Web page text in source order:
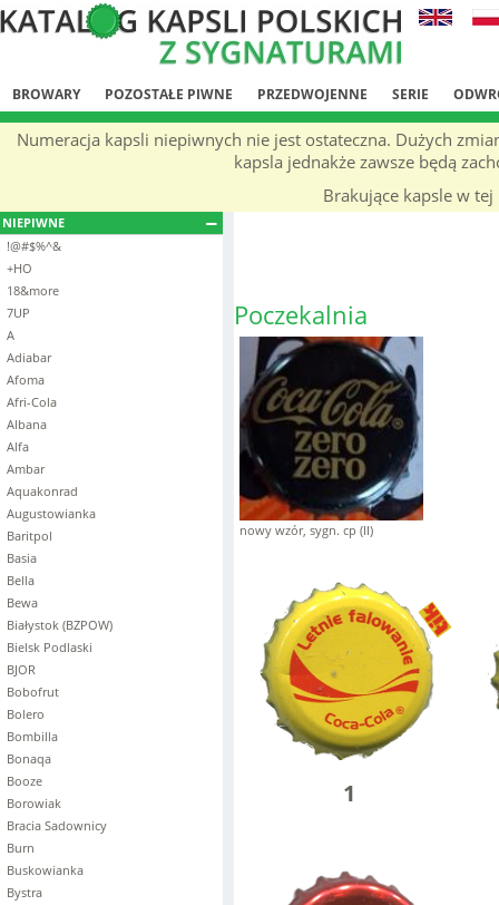
BROWARY POZOSTAŁE PIWNE PRZEDWOJENNE SERIE
Numeracja kapsli niepiwnych nie jest ostateczna. Dużych
kapsla jednakże zawsze będą
Brakujące kapsle w
NIEPIWNE
!@#$%^&
+HO
18&more
7UP
A
Adiabar
Afoma
Afri-Cola
Albana
Alfa
Ambar
Aquakonrad
Augustowianka
Baritpol
Basia
Bella
Bewa
Białystok (BZPOW)
Bielsk Podlaski
BJOR
Bobofrut
Bolero
Bombilla
Bonaqa
Booze
Borowiak
Bracia Sadownicy
Burn
Buskowianka
Bystra
Poczekalnia
nowy wzór, sygn. cp (II)
1